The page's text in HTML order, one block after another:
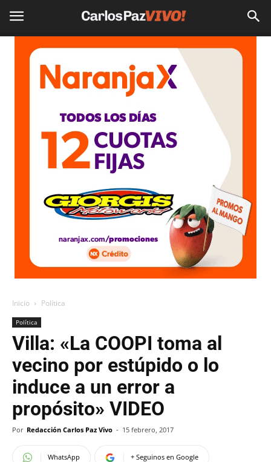
Inicio Política
Política
Villa: «La COOPI toma al
vecino por estúpido o lo
induce a un error a
propósito» VIDEO
Por Redacción Carlos Paz Vivo - 15 febrero, 2017
WhatsApp + Seguinos en Google